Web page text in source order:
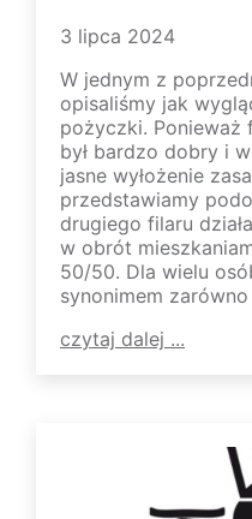
3 lipca 2024
W jednym z
opisaliśmy jak
pożyczki. Ponieważ
był bardzo dobry i
jasne wyłożenie
przedstawiamy
drugiego filaru
w obrót
50/50. Dla wielu
synonimem
czytaj dalej ...